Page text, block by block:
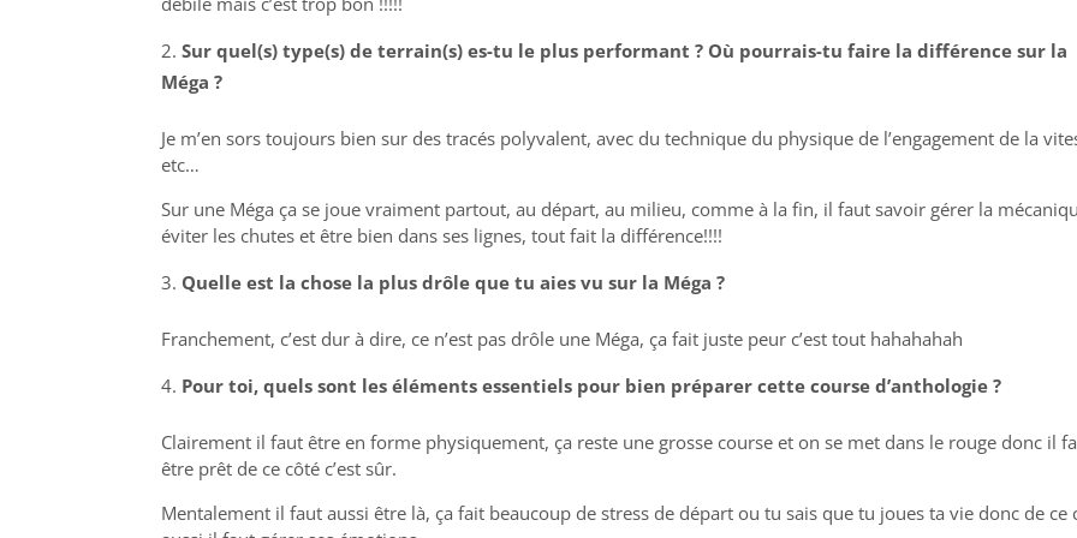
Sur quel(s) type(s) de terrain(s) es-tu le plus performant ? Où pourrais-tu faire ladifférence sur la
Méga ?
Je m’en sors toujours bien sur des tracés polyvalent, avec du technique du physique de l’engagement de la
etc…
Sur une Méga ça se joue vraiment partout, au départ, au milieu, comme à la fin, il faut savoir gérer la
éviter les chutes et être bien dans ses lignes, tout fait la différence!!!!
Quelle est la chose la plus drôle que tu aies vu sur la Méga ?
Franchement, c’est dur à dire, ce n’est pas drôle une Méga, ça fait juste peur c’est tout hahahahah
Pour toi, quels sont les éléments essentiels pour bien préparer cette course d’anthologie ?
Clairement il faut être en forme physiquement, ça reste une grosse course et on se met dans le rouge donc il
être prêt de ce côté c’est sûr.
Mentalement il faut aussi être là, ça fait beaucoup de stress de départ ou tu sais que tu joues ta vie donc de ce